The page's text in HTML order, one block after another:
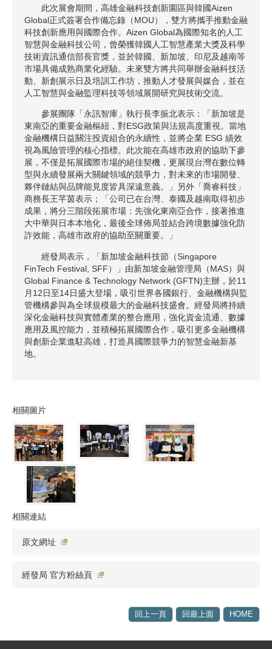
此次展會期間，高雄金融科技創新園區與韓國Aizen
Global正式簽署合作備忘錄（MOU），雙方將攜手推動金融
科技創新應用與國際合作。Aizen Global為國際知名的人工
智慧與金融科技公司，曾榮獲韓國人工智慧產業大獎及科學
技術資訊通信部長官獎，並於韓國、新加坡、印尼及越南等
市場具備成熟商業化經驗。未來雙方將共同舉辦金融科技活
動、新創展示日及培訓工作坊，推動人才發展與媒合，並在
人工智慧與金融監理科技等領域展開研究與技術交流。
參展團隊「永訊智庫」執行長李振北表示：「新加坡是
東南亞的重要金融樞紐，對ESG政策與法規高度重視。當地
金融機構日益關注投資組合的永續性，並將企業 ESG 績效
視為風險管理的核心指標。此次能在高雄市政府的協助下參
展，不僅是拓展國際市場的絕佳契機，更展現台灣在數位轉
型與永續發展兩大關鍵領域的競爭力，對未來的市場開發、
夥伴鏈結與品牌能見度皆具深遠意義。」另外「喬睿科技」
商務長王芊茵表示；「公司已在台灣、泰國及越南取得初步
成果，將分三階段拓展市場：先強化東南亞合作，接著推進
大中華與日本本地化，最後全球佈局並結合跨境數據強化防
詐效能，高雄市政府的協助至關重要。」
經發局表示，「新加坡金融科技節（Singapore
FinTech Festival, SFF）」由新加坡金融管理局（MAS）與
Global Finance & Technology Network (GFTN)主辦，於11
月12日至14日盛大登場，吸引世界各國銀行、金融機構與監
管機構參與為全球規模最大的金融科技盛會。經發局將持續
深化金融科技與實體產業的整合應用，強化資金流通、數據
應用及風控能力，並積極拓展國際合作，吸引更多金融機構
與創新企業進駐高雄，打造具國際競爭力的智慧金融新基
地。
相關圖片
相關連結
原文網址
經發局 官方粉絲頁
回上一頁 回最上面 HOME